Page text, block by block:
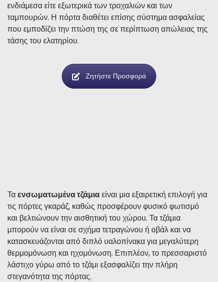
τρόπο λειτουργίας της πόρτας και μπορεί να γίνει είτε
ενδιάμεσα είτε εξωτερικά των τροχαλιών και των
ταμπουρών. Η πόρτα διαθέτει επίσης σύστημα ασφαλείας
που εμποδίζει την πτώση της σε περίπτωση απώλειας της
Ζητήστε Προσφορά
Τα ενσωματωμένα τζάμιαείναι μια εξαιρετική επιλογή για
τις πόρτες γκαράζ, καθώς προσφέρουν φυσικό φωτισμό
και βελτιώνουν την αισθητική του χώρου. Τα τζάμια
μπορούν να είναι σε σχήμα τετραγώνου ή οβάλ και να
κατασκευάζονται από διπλό υαλοπίνακα για μεγαλύτερη
θερμομόνωση και ηχομόνωση. Επιπλέον, το πρεσσαριστό
λάστιχο γύρω από το τζάμι εξασφαλίζει την πλήρη